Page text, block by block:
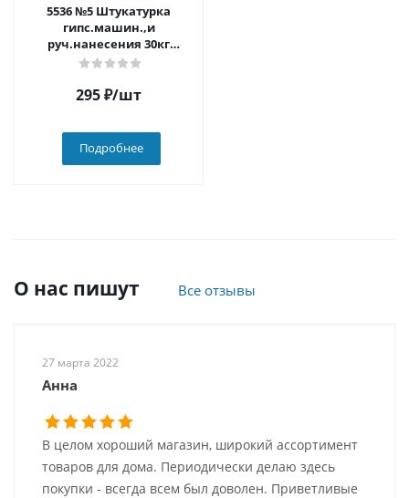
5536 №5 Штукатурка
гипс.машин.,и
руч.нанесения 30кг
(50шт./пал)
295₽/шт
Подробнее
О нас пишут Все отзывы
27 марта 2022
Анна
В целом хороший магазин, широкий ассортимент
товаров для дома. Периодически делаю здесь
покупки - всегда всем был доволен. Приветливые